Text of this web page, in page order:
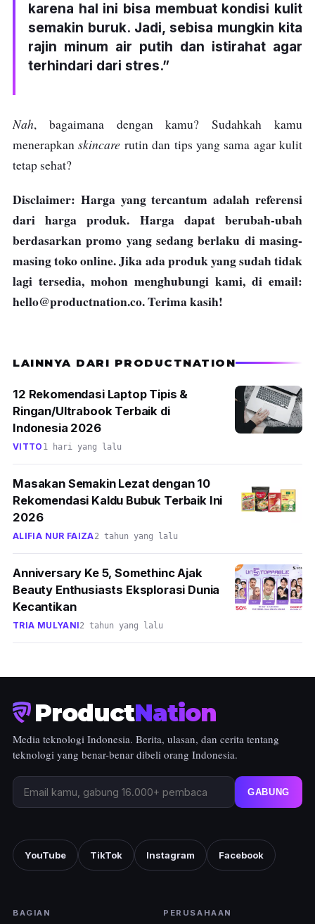
karena hal ini bisa membuat kondisi kulit
semakin buruk. Jadi, sebisa mungkin kita
rajin minum air putih dan istirahat agar
terhindari dari stres.”
Nah, bagaimana dengan kamu? Sudahkah kamu
menerapkanskincare rutin dan tips yang sama agar kulit
tetap sehat?
Disclaimer: Harga yang tercantum adalah referensi
dari harga produk. Harga dapat berubah-ubah
berdasarkan promo yang sedang berlaku di masing-
masing toko online. Jika ada produk yang sudah tidak
lagi tersedia, mohon menghubungi kami, di email:
hello@productnation.co. Terima kasih!
LAINNYA DARI PRODUCTNATION
12 Rekomendasi Laptop Tipis &
Ringan/Ultrabook Terbaik di
Indonesia 2026
VITTO 1 hari yang lalu
Masakan Semakin Lezat dengan 10
Rekomendasi Kaldu Bubuk Terbaik Ini
2026
ALIFIA NUR FAIZA2 tahun yang lalu
Anniversary Ke 5, Somethinc Ajak
Beauty Enthusiasts Eksplorasi Dunia
Kecantikan
TRIA MULYANI2 tahun yang lalu
ProductNation
Media teknologi Indonesia. Berita, ulasan, dan cerita tentang
teknologi yang benar-benar dibeli orang Indonesia.
GABUNG
YouTube TikTok Instagram Facebook
BAGIAN PERUSAHAAN